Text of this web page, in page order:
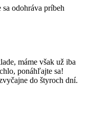
odohráva príbeh
máme však už iba
ponáhľajte sa!
do štyroch dní.